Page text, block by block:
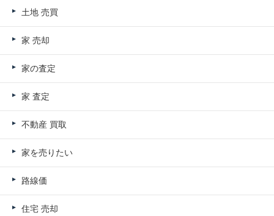
土地 売買
家 売却
家の査定
家 査定
不動産 買取
家を売りたい
路線価
住宅 売却